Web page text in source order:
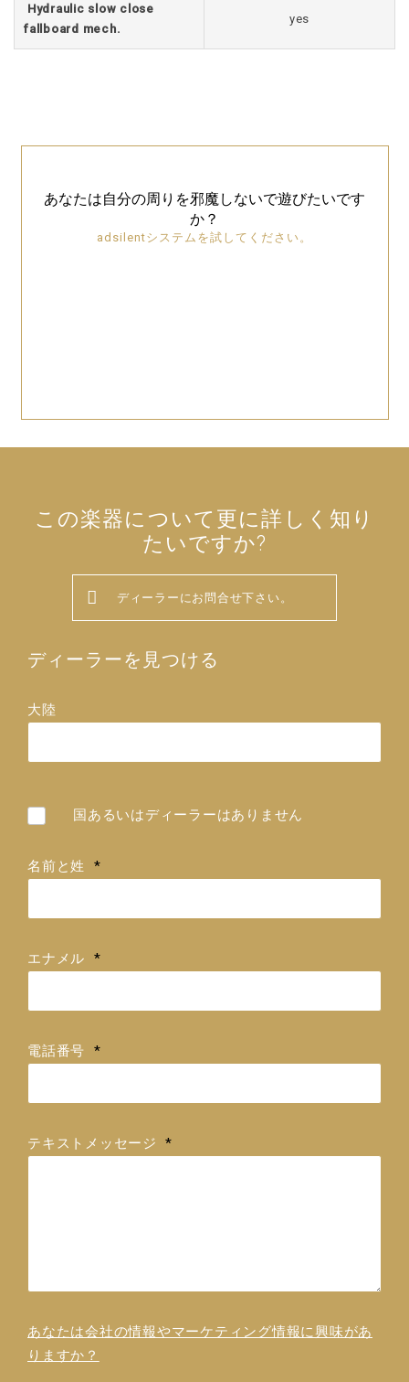
Hydraulic slow close
fallboard mech.
yes
あなたは自分の周りを邪魔しないで遊びたいです
か？
adsilentシステムを試してください。
この楽器について更に詳しく知り
たいですか?
ディーラーにお問合せ下さい。
ディーラーを見つける
大陸
ィ
ラ
国あるいはディーラーはありません
名前と姓 *
エナメル *
電話番号 *
テキストメッセージ *
あなたは会社の情報やマーケティング情報に興味があ
りますか？